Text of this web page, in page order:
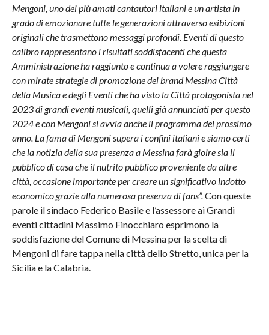
Mengoni, uno dei più amati cantautori italiani e un artista in
grado di emozionare tutte le generazioni attraverso esibizioni
originali che trasmettono messaggi profondi. Eventi di questo
calibro rappresentano i risultati soddisfacenti che questa
Amministrazione ha raggiunto e continua a volere raggiungere
con mirate strategie di promozione del brand Messina Città
della Musica e degli Eventi che ha visto la Città protagonista nel
2023 di grandi eventi musicali, quelli già annunciati per questo
2024 e con Mengoni si avvia anche il programma del prossimo
anno. La fama di Mengoni supera i confini italiani e siamo certi
che la notizia della sua presenza a Messinafarà gioire sia il
pubblico di casa che il nutrito pubblico proveniente da altre
città, occasione importante per creare un significativo indotto
economico grazie alla numerosa presenza di fans”.Con queste
parole il sindaco Federico Basile e l’assessore ai Grandi
eventi cittadini Massimo Finocchiaro esprimono la
soddisfazione del Comune di Messina per la scelta di
Mengoni di fare tappa nella città dello Stretto, unica per la
Sicilia e la Calabria.